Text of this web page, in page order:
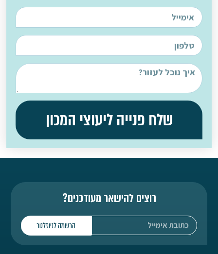
שלח פנייה ליעוצי המכון
רוצים להישאר מעודכנים?
הרשמה לניוזלטר